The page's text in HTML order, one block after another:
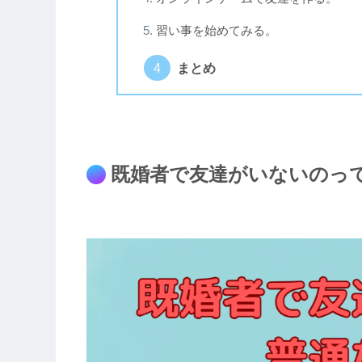
習い事を始めてみる。
まとめ
既婚者で友達がいないのっ